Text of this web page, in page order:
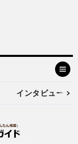
インタビュー